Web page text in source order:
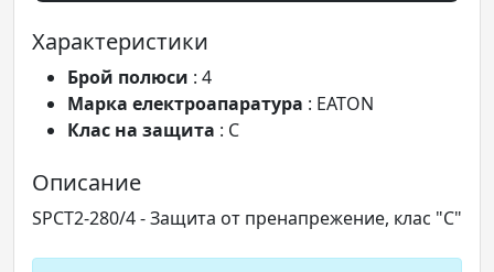
Характеристики
Брой полюси : 4
Марка електроапаратура : EATON
Клас на защита : C
Описание
SPCT2-280/4 - Защита от пренапрежение, клас "С"